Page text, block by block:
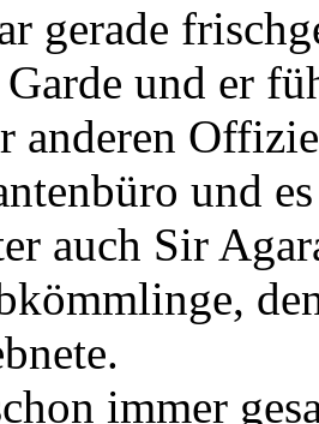
gerade
Garde und er
anderen
und
auch Sir
immer